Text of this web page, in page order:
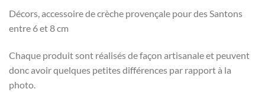
Décors, accessoire de crèche provençale pour des Santons
entre 6 et 8 cm
Chaque produit sont réalisés de façon artisanale et peuvent
donc avoir quelques petites différences par rapport à la
photo.